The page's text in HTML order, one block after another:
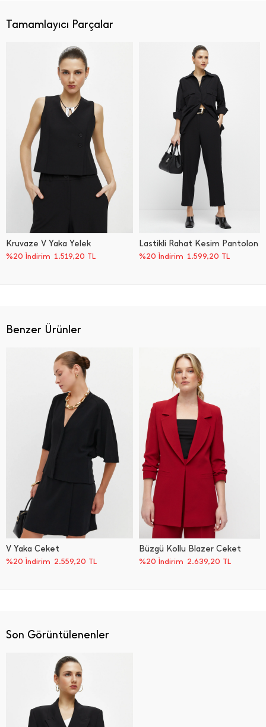
Benzer Ürünler
V Yaka Ceket
%20 İndirim 2.559,20 TL
Büzgü Kollu Blazer Ceket
%20 İndirim 2.639,20 TL
Tamamlayıcı Parçalar
Kruvaze V Yaka Yelek
%20 İndirim 1.519,20 TL
Lastikli Rahat Kesim Pantolon
%20 İndirim 1.599,20 TL
Son Görüntülenenler